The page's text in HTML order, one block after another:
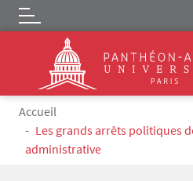
Skip to main content
Logo
Breadcrumb
Accueil
Les grands arrêts politiques
administrative